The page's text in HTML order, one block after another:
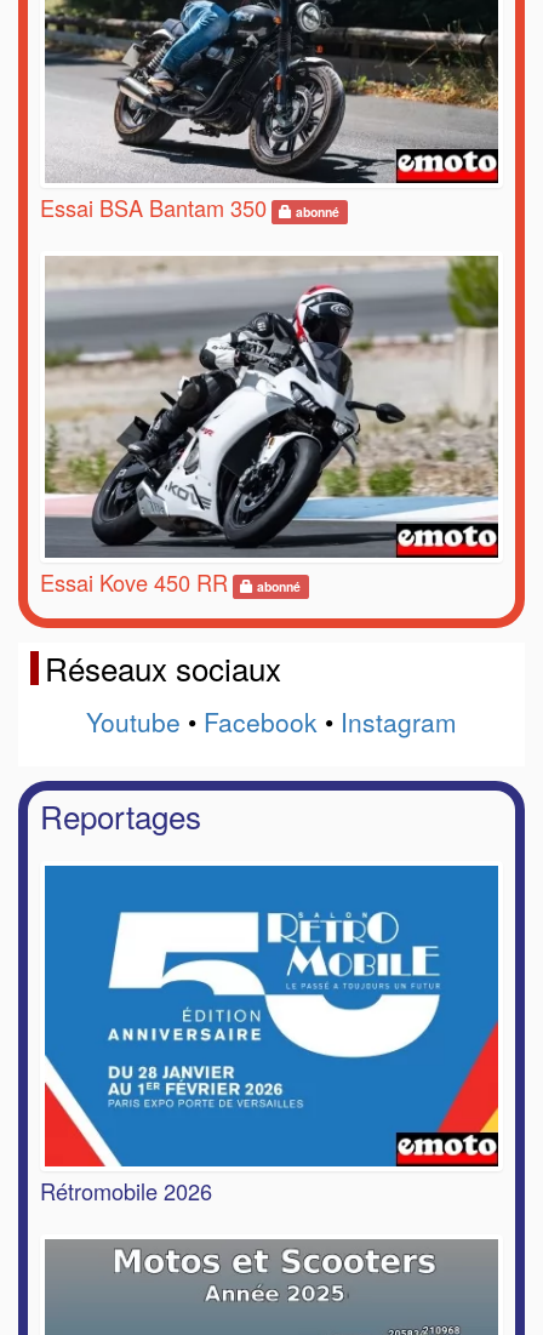
Essai BSA Bantam 350 abonné
Essai Kove 450 RR abonné
Réseaux sociaux
Youtube • Facebook • Instagram
Reportages
Rétromobile 2026